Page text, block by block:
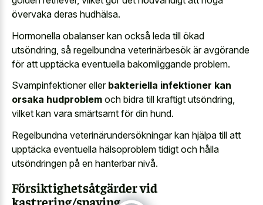
övervaka deras hudhälsa.
Hormonella obalanser kan också leda till ökad
utsöndring, så regelbundna veterinärbesök är avgörande
för att upptäcka eventuella bakomliggande problem.
Svampinfektioner eller bakteriella infektioner kan
orsaka hudproblem och bidra till kraftigt utsöndring,
vilket kan vara smärtsamt för din hund.
Regelbundna veterinärundersökningar kan hjälpa till att
upptäcka eventuella hälsoproblem tidigt och hålla
utsöndringen på en hanterbar nivå.
Försiktighetsåtgärder vid
kastrering/spaying